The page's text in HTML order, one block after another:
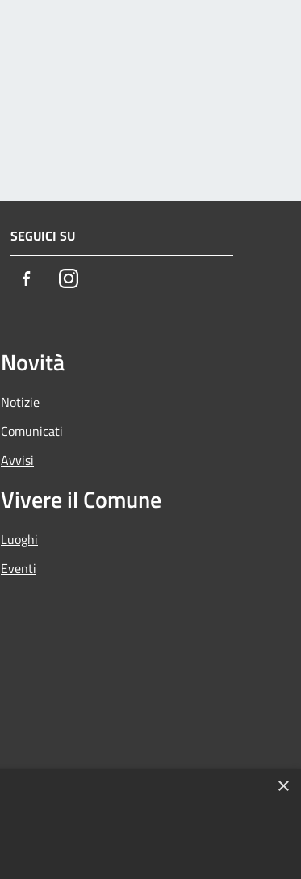
SEGUICI SU
FacebookInstagram
Novità
Notizie
Comunicati
Avvisi
Vivere il Comune
Luoghi
Eventi
×